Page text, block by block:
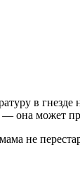
в гнезде
она может
не